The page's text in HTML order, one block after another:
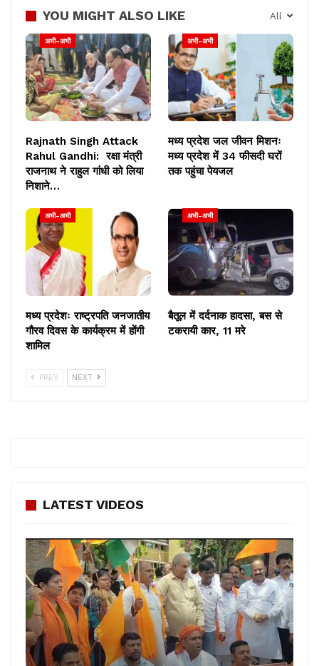
All
YOU MIGHT ALSO LIKE
अभी-अभी
Rajnath Singh Attack
Rahul Gandhi: रक्षा मंत्री
राजनाथ ने राहुल गांधी को लिया
निशाने…
अभी-अभी
मध्य प्रदेश जल जीवन मिशनः
मध्य प्रदेश में 34 फीसदी घरों
तक पहुंचा पेयजल
अभी-अभी
मध्य प्रदेशः राष्ट्रपति जनजातीय
गौरव दिवस के कार्यक्रम में होंगी
शामिल
अभी-अभी
बैतूल में दर्दनाक हादसा, बस से
टकरायी कार, 11 मरे
PREV NEXT
LATEST VIDEOS